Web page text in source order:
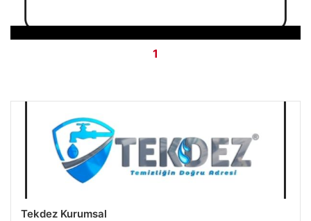
1
Tekdez Kurumsal